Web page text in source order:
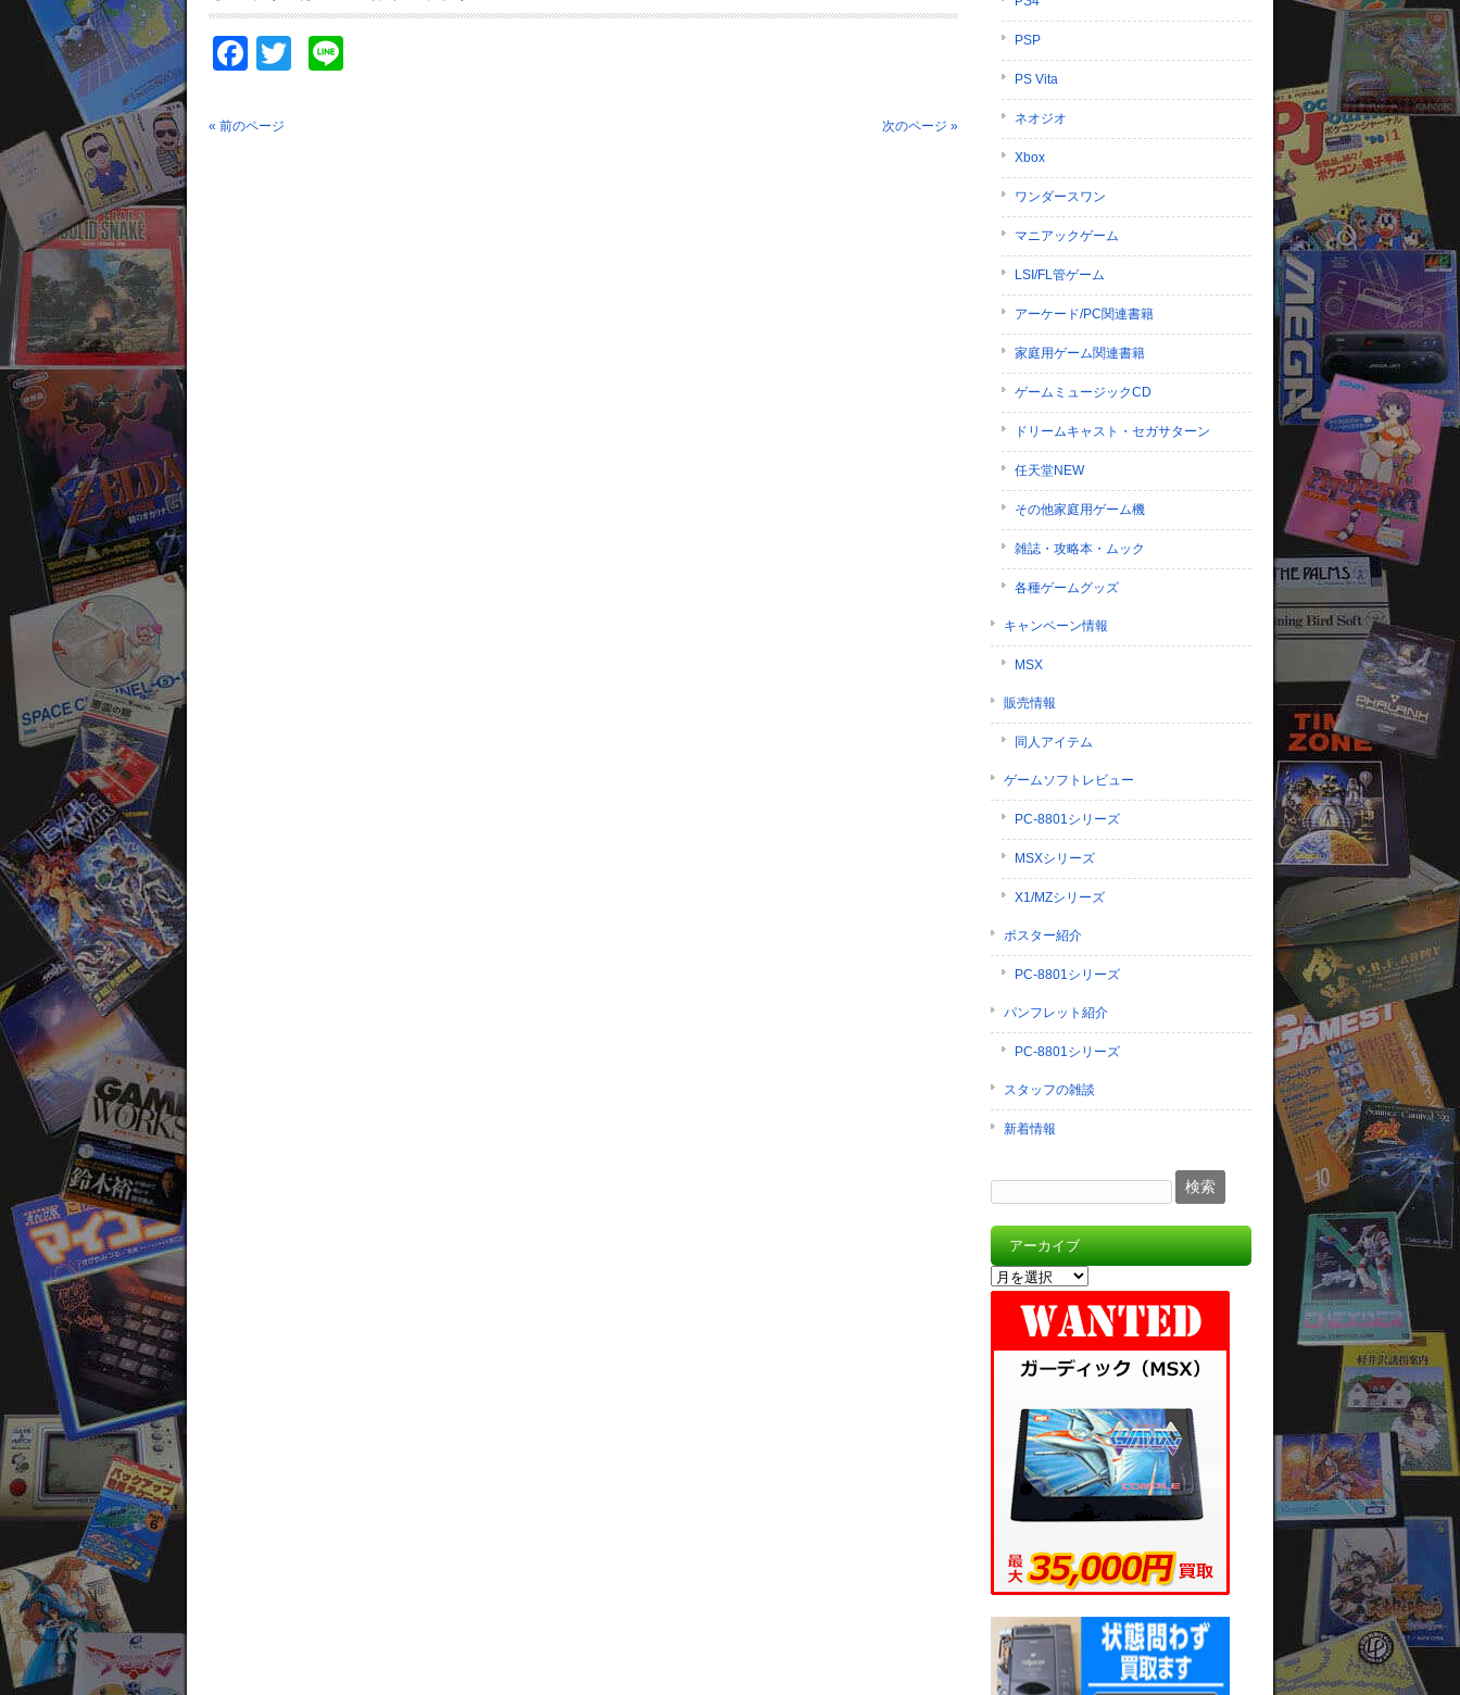
Facebook
Twitter
« 前のページ 次のページ »
PSP
PS Vita
ネオジオ
Xbox
ワンダースワン
マニアックゲーム
LSI/FL管ゲーム
アーケード/PC関連書籍
家庭用ゲーム関連書籍
ゲームミュージックCD
ドリームキャスト・セガサターン
任天堂NEW
その他家庭用ゲーム機
雑誌・攻略本・ムック
各種ゲームグッズ
キャンペーン情報
MSX
販売情報
同人アイテム
ゲームソフトレビュー
PC-8801シリーズ
MSXシリーズ
X1/MZシリーズ
ポスター紹介
PC-8801シリーズ
パンフレット紹介
PC-8801シリーズ
スタッフの雑談
新着情報
アーカイブ